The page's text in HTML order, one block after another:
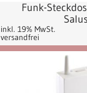
Funk-
Salus
inkl. 19% MwSt.
versandfrei